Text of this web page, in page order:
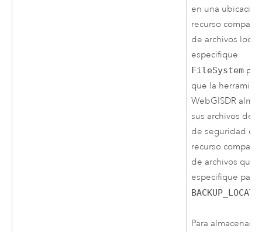
en una
recurso
de archivos local,
especifique
FileSystem
que la
WebGISDR
sus archivos de
de seguridad en
recurso
de archivos que
especifique para
Para almacenar